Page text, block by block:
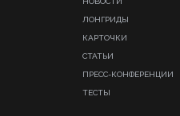
ЛОНГРИДЫ
КАРТОЧКИ
СТАТЬИ
ПРЕСС-КОНФЕРЕНЦИИ
ТЕСТЫ